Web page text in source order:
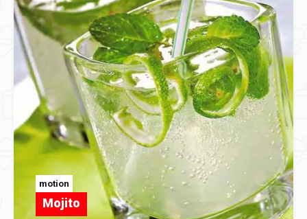
motion
Mojito